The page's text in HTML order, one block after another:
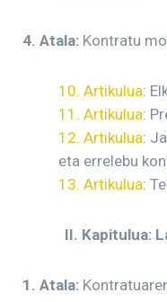
4. Atala: Kontratu
10. Artikulua:
11. Artikulua:
12. Artikulua:
eta errelebu
13. Artikulua:
II. Kapitulua:
1. Atala: